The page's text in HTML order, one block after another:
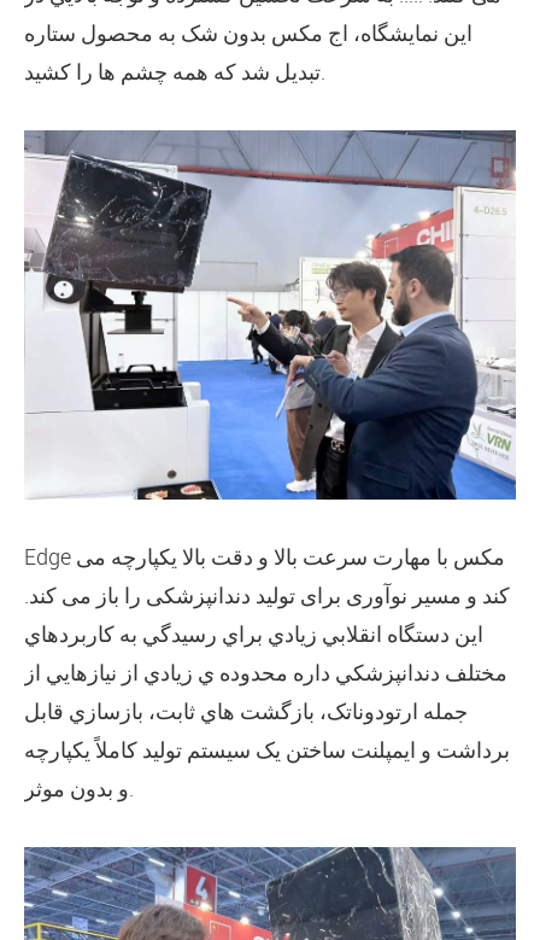
این نمایشگاه، اج مکس بدون شک به محصول ستاره
Edge مکس با مهارت سرعت بالا و دقت بالا یکپارچه می
کند و مسیر نوآوری برای تولید دندانپزشکی را باز می کند.
اين دستگاه انقلابي زيادي براي رسيدگي به کاربردهاي
مختلف دندانپزشکي داره محدوده ي زيادي از نيازهايي از
جمله ارتودوناتک، بازگشت هاي ثابت، بازسازي قابل
برداشت و ايمپلنت ساختن یک سیستم تولید کاملاً یکپارچه